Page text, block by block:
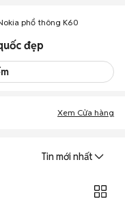
phổ thông K60
đẹp
Xem Cửa hàng
Tin mới nhất